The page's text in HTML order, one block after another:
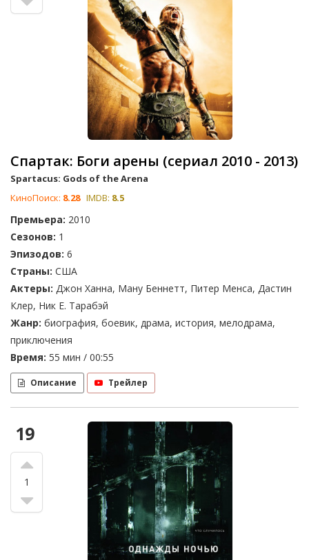
Спартак: Боги арены (сериал 2010 - 2013)
Spartacus: Gods of the Arena
КиноПоиск: 8.28 IMDB: 8.5
Премьера: 2010
Сезонов: 1
Эпизодов: 6
Страны: США
Актеры: Джон Ханна, Ману Беннетт, Питер Менса, Дастин
Клер, Ник Е. Тарабэй
Жанр: биография, боевик, драма, история, мелодрама,
приключения
Время: 55 мин / 00:55
Описание Трейлер
19
1